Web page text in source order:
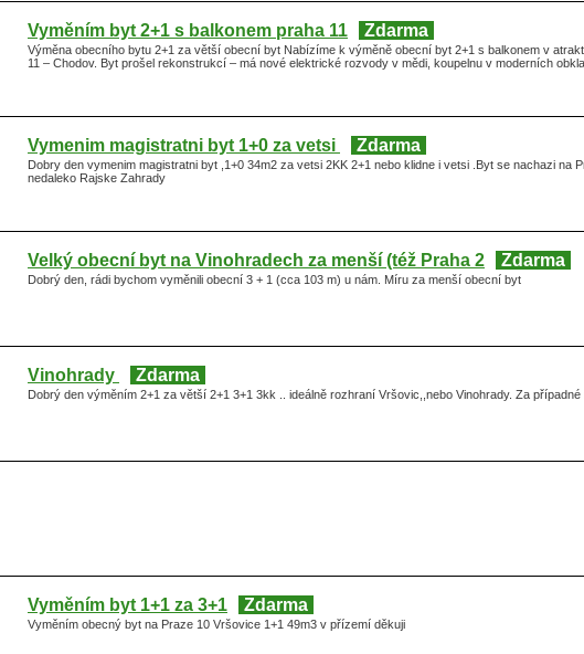
Vyměním byt 2+1 s balkonem praha 11 Zdarma
Výměna obecního bytu 2+1 za větší obecní byt Nabízíme k výměně obecní byt 2+1 s balkonem v
11 – Chodov. Byt prošel rekonstrukcí – má nové elektrické rozvody v mědi, koupelnu v moderních
Vymenim magistratni byt 1+0 za vetsi Zdarma
Dobry den vymenim magistratni byt ,1+0 34m2 za vetsi 2KK 2+1 nebo klidne i vetsi .Byt se nachazi na
nedaleko Rajske Zahrady
Velký obecní byt na Vinohradech za menší (též Praha 2 Zdarma
Dobrý den, rádi bychom vyměnili obecní 3 + 1 (cca 103 m) u nám. Míru za menší obecní byt
Vinohrady Zdarma
Dobrý den výměním 2+1 za větší 2+1 3+1 3kk .. ideálně rozhraní Vršovic,,nebo Vinohrady. Za
Vyměním byt 1+1 za 3+1 Zdarma
Vyměním obecný byt na Praze 10 Vršovice 1+1 49m3 v přízemí děkuji